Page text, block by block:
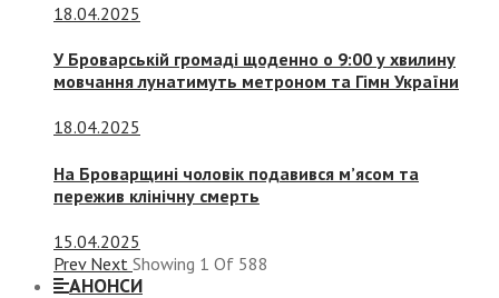
18.04.2025
У Броварській громаді щоденно о 9:00 у хвилину
мовчання лунатимуть метроном та Гімн України
18.04.2025
На Броварщині чоловік подавився м’ясом та
пережив клінічну смерть
15.04.2025
Prev Next Showing 1 Of 588
АНОНСИ